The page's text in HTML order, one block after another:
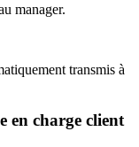
manager.
transmis à
en charge client